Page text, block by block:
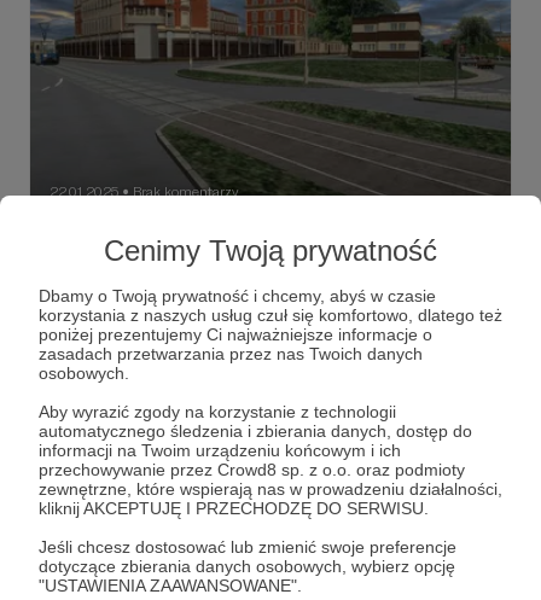
Cenimy Twoją prywatność
Dbamy o Twoją prywatność i chcemy, abyś w czasie
korzystania z naszych usług czuł się komfortowo, dlatego też
poniżej prezentujemy Ci najważniejsze informacje o
zasadach przetwarzania przez nas Twoich danych
osobowych.
Aby wyrazić zgody na korzystanie z technologii
automatycznego śledzenia i zbierania danych, dostęp do
informacji na Twoim urządzeniu końcowym i ich
przechowywanie przez Crowd8 sp. z o.o. oraz podmioty
zewnętrzne, które wspierają nas w prowadzeniu działalności,
kliknij AKCEPTUJĘ I PRZECHODZĘ DO SERWISU.
Jeśli chcesz dostosować lub zmienić swoje preferencje
dotyczące zbierania danych osobowych, wybierz opcję
"USTAWIENIA ZAAWANSOWANE".
22.01.2025 ● Brak komentarzy
159 - Prace rozgrzane aż do czerwoności
Z miesiąca na miesiąc przybywa otoczenia dla najdłuższej i
zarazem najbardziej ambitnej linii na mapie, jaką jest 159.
Zobaczcie sami!
krakow projekt kraków '97 ikarus 280 +4